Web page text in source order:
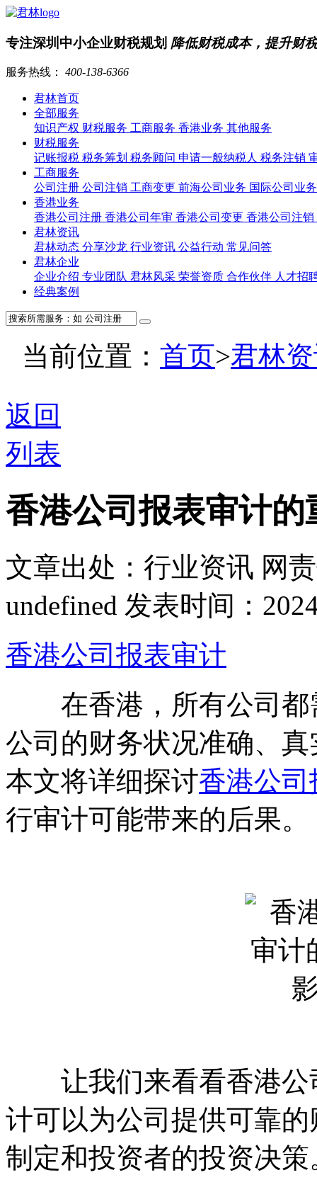
专注深圳中小企业财税规划 降低财税成本，提升财
服务热线： 400-138-6366
君林首页
全部服务
知识产权 财税服务 工商服务 香港业务 其他服务
财税服务
记账报税 税务筹划 税务顾问 申请一般纳税人 税务注销
工商服务
公司注册 公司注销 工商变更 前海公司业务 国际公司业
香港业务
香港公司注册 香港公司年审 香港公司变更 香港公司注销
君林资讯
君林动态 分享沙龙 行业资讯 公益行动 常见问答
君林企业
企业介绍 专业团队 君林风采 荣誉资质 合作伙伴 人才招
经典案例
当前位置： 首页>君林
返回
列表
香港公司报表审计
文章出处：行业资讯 网
undefined 发表时间：
香港公司报表审计
在香港，所有公司都
公司的财务状况准确、
本文将详细探讨香港公
行审计可能带来的后果。
让我们来看看香港公
计可以为公司提供可靠
制定和投资者的投资决